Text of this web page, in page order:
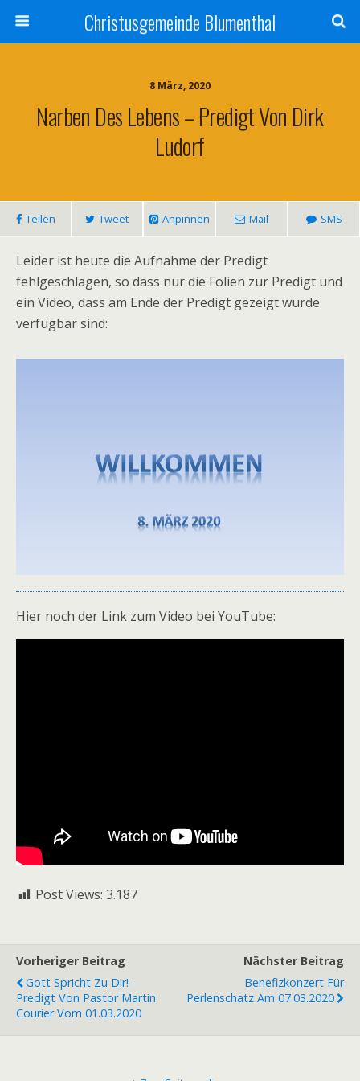
Christusgemeinde Blumenthal
8 März, 2020
Narben Des Lebens – Predigt Von Dirk
Ludorf
Teilen Tweet Anpinnen Mail SMS
Leider ist heute die Aufnahme der Predigt
fehlgeschlagen, so dass nur die Folien zur Predigt und
ein Video, dass am Ende der Predigt gezeigt wurde
verfügbar sind:
Hier noch der Link zum Video bei YouTube:
Post Views: 3.187
Vorheriger Beitrag
Gott Spricht Zu Dir! -
Predigt Von Pastor Martin
Courier Vom 01.03.2020
Nächster Beitrag
Benefizkonzert Für
Perlenschatz Am 07.03.2020